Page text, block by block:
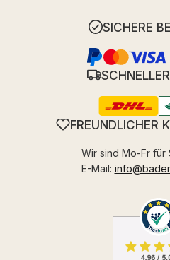
SICHERE
FREUNDLICHER
Wir sind Mo-Fr für
E-Mail: